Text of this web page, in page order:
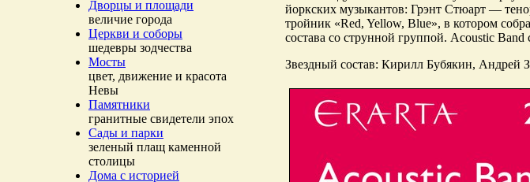
Дворцы и площади
величие города
Церкви и соборы
шедевры зодчества
Мосты
цвет, движение и красота
Невы
Памятники
гранитные свидетели эпох
Сады и парки
зеленый плащ каменной
столицы
Дома с историей
йоркских музыкантов: Грэнт Стюарт —
тройник «Red, Yellow, Blue», в котором
состава со струнной группой. Acoustic
Звездный состав: Кирилл Бубякин, Андрей